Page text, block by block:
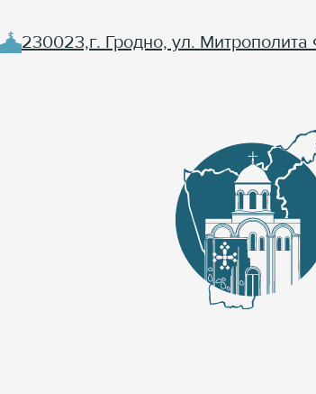
230023,г. Гродно, ул. Митрополита